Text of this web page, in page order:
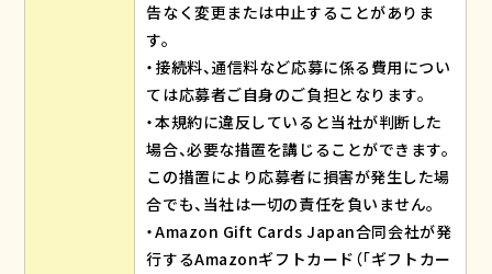
告なく変更または中止することがありま
す。
・接続料、通信料など応募に係る費用につい
ては応募者ご自身のご負担となります。
・本規約に違反していると当社が判断した
場合、必要な措置を講じることができます。
この措置により応募者に損害が発生した場
合でも、当社は一切の責任を負いません。
・Amazon Gift Cards Japan合同会社が発
行するAmazonギフトカード（「ギフトカー